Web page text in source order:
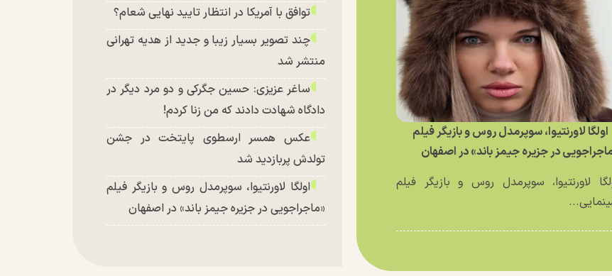
اولگا لاورنتیوا، سوپرمدل روس و بازیگر فیلم
در جزیره جیمز باند» در اصفهان
لاورنتیوا، سوپرمدل روس و بازیگر فیلم
توافق با آمریکا در انتظار تایید نهایی شعام؟
چند تصویر بسیار زیبا و جدید از هدیه تهرانی
منتشر شد
ساغر عزیزی: حسین جگرکی و دو مرد دیگر در
دادگاه شهادت دادند که من زنا کردم!
عکس همسر ارسطوی پایتخت در جشن
تولدش پربازدید شد
اولگا لاورنتیوا، سوپرمدل روس و بازیگر فیلم
«ماجراجویی در جزیره جیمز باند» در اصفهان